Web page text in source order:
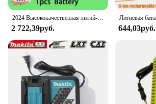
2024 Высококачественная литий-ионная аккумуляторная батарея Makita18V 6,0 Ач, замена BMS LXT BL1860B BL1860B BL1860BL
2 722,39руб. 644,03руб.